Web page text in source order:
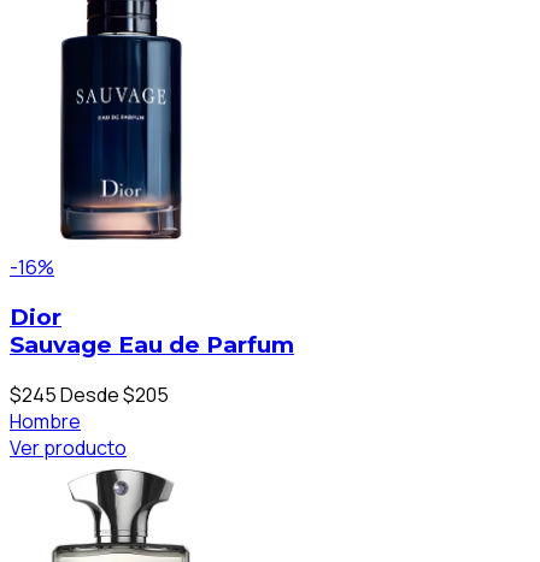
-16%
Dior
Sauvage Eau de Parfum
$245Desde $205
Hombre
Ver producto